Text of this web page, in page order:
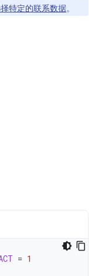
特定的联系数据。
= 1